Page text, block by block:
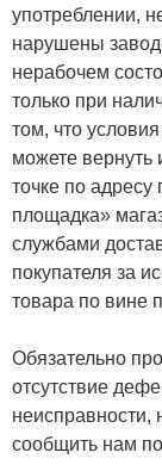
употреблении,
нарушены
нерабочем
только при
том, что
можете вернуть
точке по
площадка»
службами
покупателя за
товара по вине
Обязательно
отсутствие
неисправности,
сообщить нам